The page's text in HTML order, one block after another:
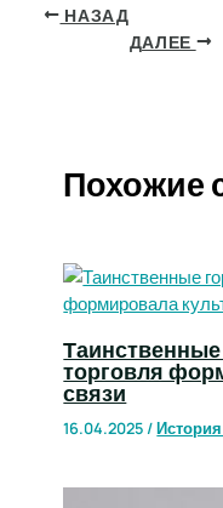
НАЗАД
ДАЛЕЕ
Похожие
торговля
связи
16.04.2025/